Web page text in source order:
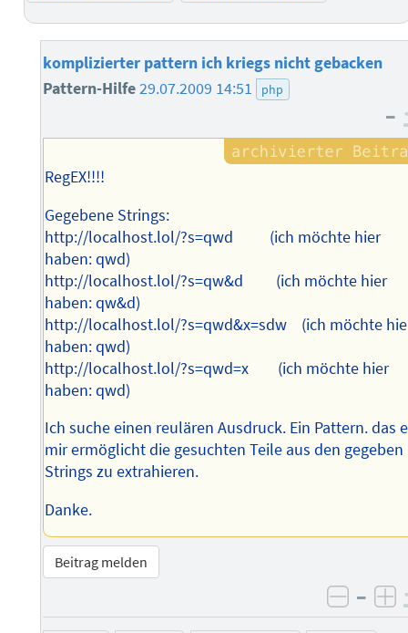
komplizierter pattern ich kriegs nicht gebacken
Pattern-Hilfe29.07.2009 14:51 php
–
RegEX!!!!
Gegebene Strings:
http://localhost.lol/?s=qwd (ich möchte hier
haben: qwd)
http://localhost.lol/?s=qw&d (ich möchte hier
haben: qw&d)
http://localhost.lol/?s=qwd&x=sdw (ich möchte
haben: qwd)
http://localhost.lol/?s=qwd=x (ich möchte hier
haben: qwd)
Ich suche einen reulären Ausdruck. Ein Pattern. das
mir ermöglicht die gesuchten Teile aus den gegeben
Strings zu extrahieren.
Danke.
Beitrag melden
–